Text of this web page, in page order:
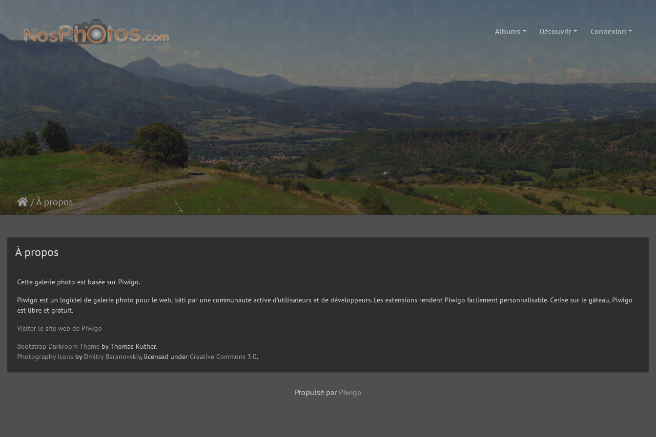
Albums Découvrir Connexion
/À propos
À propos
Cette galerie photo est basée sur Piwigo.
Piwigo est un logiciel de galerie photo pour le web, bâti par une communauté active d'utilisateurs et de développeurs. Les extensions rendent Piwigo facilement personnalisable. Cerise sur le gâteau, Piwigo
est libre et gratuit.
Visiter le site web de Piwigo
Bootstrap Darkroom Theme by Thomas Kuther.
Photography Icons by Dmitry Baranovskiy, licensed under Creative Commons 3.0.
Propulsé par Piwigo